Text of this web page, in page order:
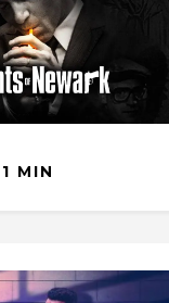
MIN